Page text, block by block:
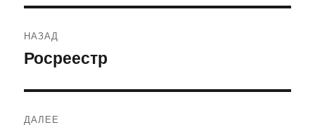
по
НАЗАД
Предыдущая
Росреестр
ДАЛЕЕ